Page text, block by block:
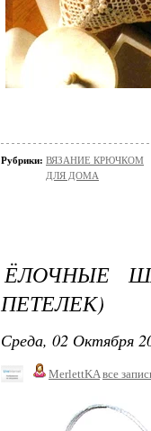
Рубрики: ВЯЗАНИЕ КРЮЧКОМ
ДЛЯ ДОМА
ЁЛОЧНЫЕ
ПЕТЕЛЕК)
Среда, 02 Октября
MerlettKA все